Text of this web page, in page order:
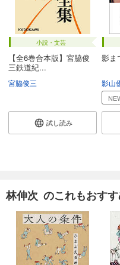
小説・文芸
【全6巻合本版】宮脇俊
三鉄道紀...
宮脇俊三
試し読み
影ま
影山
林伸次 のこれもおす